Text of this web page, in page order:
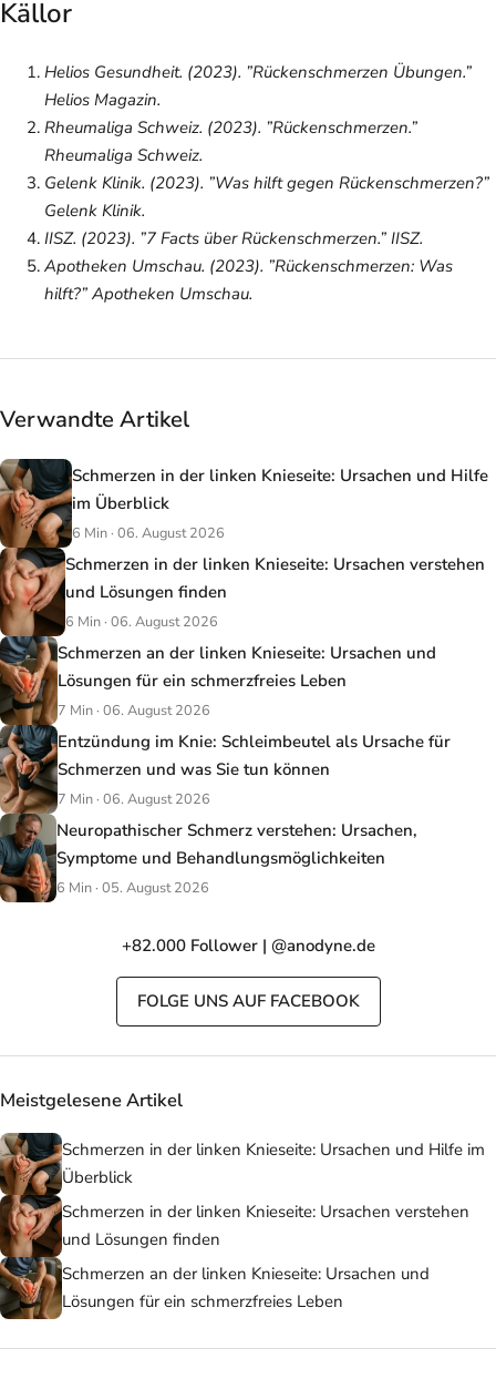
Källor
Helios Gesundheit. (2023). ”Rückenschmerzen Übungen.”
Helios Magazin.
Rheumaliga Schweiz. (2023). ”Rückenschmerzen.”
Rheumaliga Schweiz.
Gelenk Klinik. (2023). ”Was hilft gegen Rückenschmerzen?”
Gelenk Klinik.
IISZ. (2023). ”7 Facts über Rückenschmerzen.” IISZ.
Apotheken Umschau. (2023). ”Rückenschmerzen: Was
hilft?” Apotheken Umschau.
Verwandte Artikel
Schmerzen in der linken Knieseite: Ursachen und Hilfe
im Überblick
6 Min · 06. August 2026
Schmerzen in der linken Knieseite: Ursachen verstehen
und Lösungen finden
6 Min · 06. August 2026
Schmerzen an der linken Knieseite: Ursachen und
Lösungen für ein schmerzfreies Leben
7 Min · 06. August 2026
Entzündung im Knie: Schleimbeutel als Ursache für
Schmerzen und was Sie tun können
7 Min · 06. August 2026
Neuropathischer Schmerz verstehen: Ursachen,
Symptome und Behandlungsmöglichkeiten
6 Min · 05. August 2026
+82.000 Follower | @anodyne.de
FOLGE UNS AUF FACEBOOK
Meistgelesene Artikel
Schmerzen in der linken Knieseite: Ursachen und Hilfe im
Überblick
Schmerzen in der linken Knieseite: Ursachen verstehen
und Lösungen finden
Schmerzen an der linken Knieseite: Ursachen und
Lösungen für ein schmerzfreies Leben